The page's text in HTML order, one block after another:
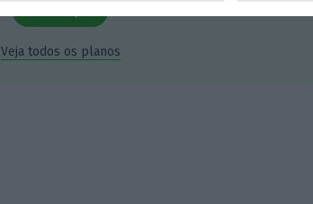
Veja todos os planos